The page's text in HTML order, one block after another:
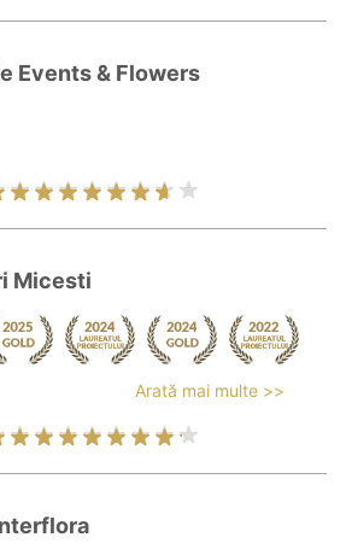
Events & Flowers
Micesti
Arată mai multe >>